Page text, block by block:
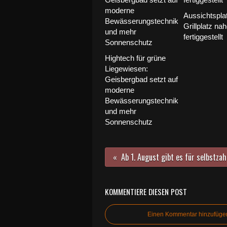
Hightech für grüne
Liegewiesen:
Geisbergbad setzt auf
moderne
Bewässerungstechnik
und mehr
Sonnenschutz
Grillplatz
fertiggestellt
KOMMENTIERE DIESEN POST
Einen Kommentar